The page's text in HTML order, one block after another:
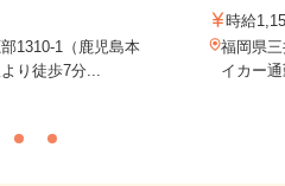
1310-1（鹿児島本
り徒歩7分...
時給
福岡県
イカー